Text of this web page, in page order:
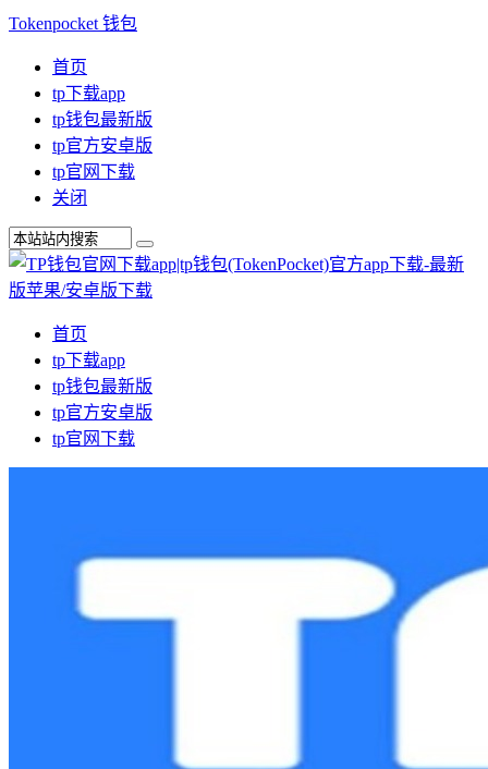
Tokenpocket 钱包
首页
tp下载app
tp钱包最新版
tp官方安卓版
tp官网下载
关闭
首页
tp下载app
tp钱包最新版
tp官方安卓版
tp官网下载